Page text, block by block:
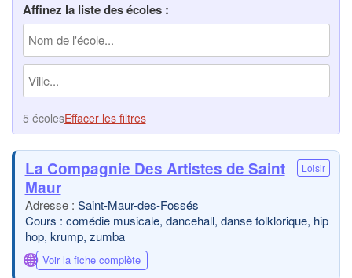
Affinez la liste des écoles :
5 écolesEffacer les filtres
La Compagnie Des Artistes de Saint
Maur
Loisir
Saint-Maur-des-Fossés
Cours : comédie musicale, dancehall, danse folklorique, hip
hop, krump, zumba
🌐 Voir la fiche complète